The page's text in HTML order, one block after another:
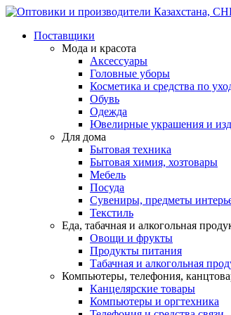
Поставщики
Мода и красота
Аксессуары
Головные уборы
Косметика и средства по
Обувь
Одежда
Ювелирные украшения и
Для дома
Бытовая техника
Бытовая химия, хозтовары
Мебель
Посуда
Сувениры, предметы
Текстиль
Еда, табачная и алкогольная
Овощи и фрукты
Продукты питания
Табачная и алкогольная
Компьютеры, телефония,
Канцелярские товары
Компьютеры и оргтехника